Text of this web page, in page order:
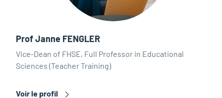
Prof Janne FENGLER
Vice-Dean of FHSE, Full Professor in Educational
Sciences (Teacher Training)
Voir le profil